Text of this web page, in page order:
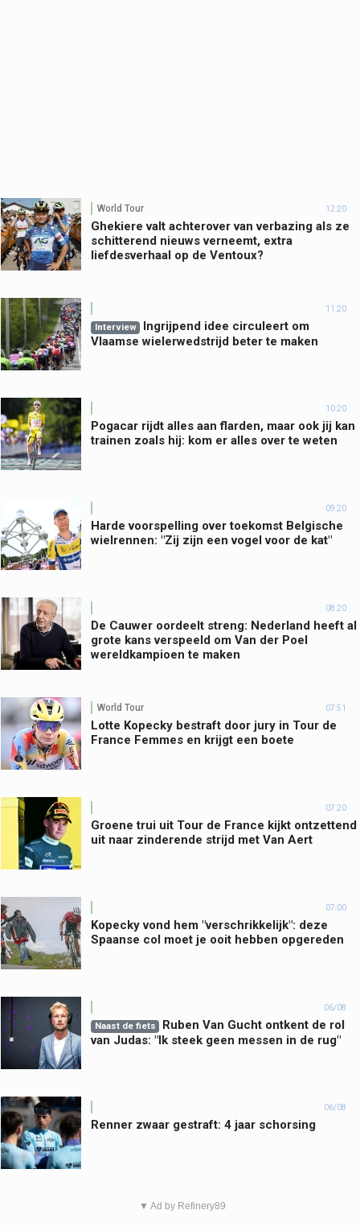
World Tour 12:20
Ghekiere valt achterover van verbazing als ze
schitterend nieuws verneemt, extra
liefdesverhaal op de Ventoux?
11:20
Interview
Ingrijpend idee circuleert om
Vlaamse wielerwedstrijd beter te maken
10:20
Pogacar rijdt alles aan flarden, maar ook jij kan
trainen zoals hij: kom er alles over te weten
09:20
Harde voorspelling over toekomst Belgische
wielrennen: "Zij zijn een vogel voor de kat"
08:20
De Cauwer oordeelt streng: Nederland heeft al
grote kans verspeeld om Van der Poel
wereldkampioen te maken
World Tour 07:51
Lotte Kopecky bestraft door jury in Tour de
France Femmes en krijgt een boete
07:20
Groene trui uit Tour de France kijkt ontzettend
uit naar zinderende strijd met Van Aert
07:00
Kopecky vond hem "verschrikkelijk": deze
Spaanse col moet je ooit hebben opgereden
06/08
Naast de fiets
Ruben Van Gucht ontkent de rol
van Judas: "Ik steek geen messen in de rug"
06/08
Renner zwaar gestraft: 4 jaar schorsing
▼ Ad by Refinery89